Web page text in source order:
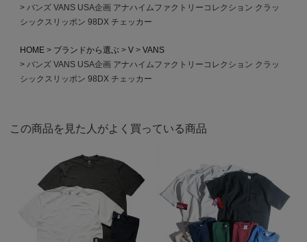
バンズ VANS USA企画 アナハイムファクトリーコレクション クラッ
シックスリッポン 98DX チェッカー
HOME ブランドから選ぶ V
VANS
バンズ VANS USA企画 アナハイムファクトリーコレクション クラッ
シックスリッポン 98DX チェッカー
この商品を見た人がよく買っている商品